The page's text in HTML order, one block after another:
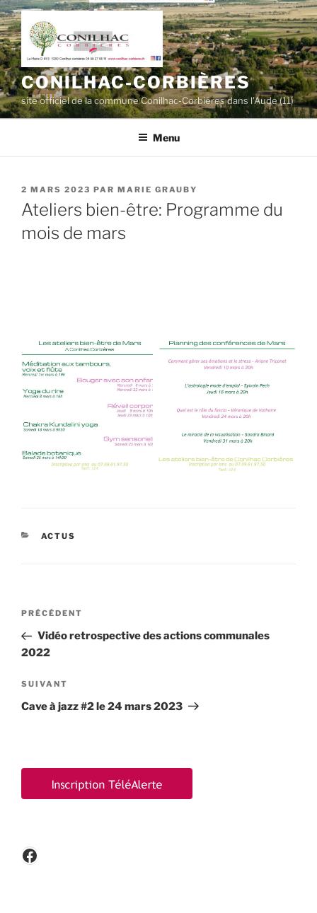
Aller
au
contenu
principal
CONILHAC-CORBIÈRES
site officiel de la commune Conilhac-Corbières dans l'Aude (11)
Menu
PUBLIÉ
LE
2 MARS 2023 PAR MARIE GRAUBY
Ateliers bien-être: Programme du
mois de mars
CATÉGORIES
ACTUS
Navigation
l’article
Article
précédent
PRÉCÉDENT
Vidéo retrospective des actions communales
2022
Article
suivant
SUIVANT
Cave à jazz #2 le 24 mars 2023
Facebook